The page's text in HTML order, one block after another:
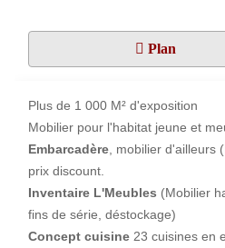
Plan
Plus de 1 000 M² d'exposition
Mobilier pour l'habitat jeune et
Embarcadère , mobilier d'ailleurs
prix discount.
Inventaire L'Meubles (Mobilier
fins de série, déstockage)
Concept cuisine 23 cuisines en